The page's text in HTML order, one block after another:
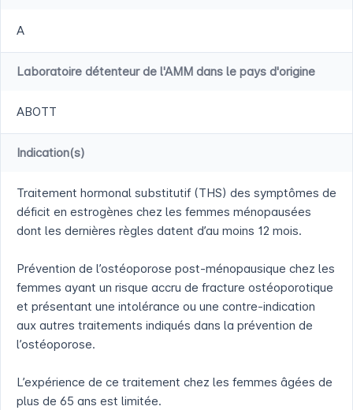
A
Laboratoire détenteur de l'AMM dans le pays d'origine
ABOTT
Indication(s)
Traitement hormonal substitutif (THS) des symptômes de
déficit en estrogènes chez les femmes ménopausées
dont les dernières règles datent d’au moins 12 mois.
Prévention de l’ostéoporose post-ménopausique chez les
femmes ayant un risque accru de fracture ostéoporotique
et présentant une intolérance ou une contre-indication
aux autres traitements indiqués dans la prévention de
l’ostéoporose.
L’expérience de ce traitement chez les femmes âgées de
plus de 65 ans est limitée.